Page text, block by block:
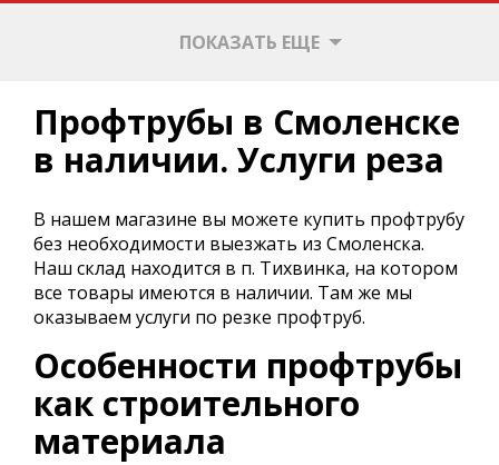
ПОКАЗАТЬ ЕЩЕ
Профтрубы в Смоленске
в наличии. Услуги реза
В нашем магазине вы можете купить профтрубу
без необходимости выезжать из Смоленска.
Наш склад находится в п. Тихвинка, на котором
все товары имеются в наличии. Там же мы
оказываем услуги по резке профтруб.
Особенности профтрубы
как строительного
материала